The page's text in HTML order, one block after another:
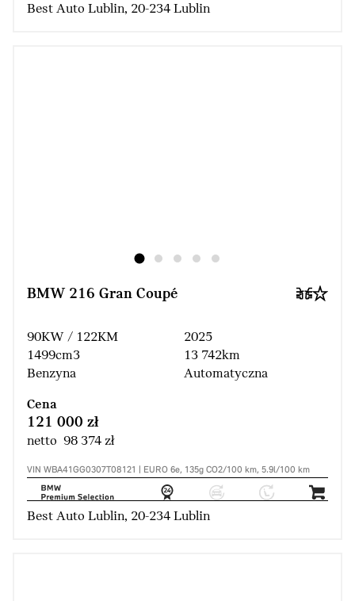
Best Auto Lublin, 20-234 Lublin
BMW 216 Gran Coupé
90KW / 122KM
1499cm3
Benzyna
2025
13 742km
Automatyczna
Cena
121 000 zł
netto 98 374 zł
VIN WBA41GG0307T08121 | EURO 6e, 135g CO2/100 km, 5.9l/100 km
Best Auto Lublin, 20-234 Lublin